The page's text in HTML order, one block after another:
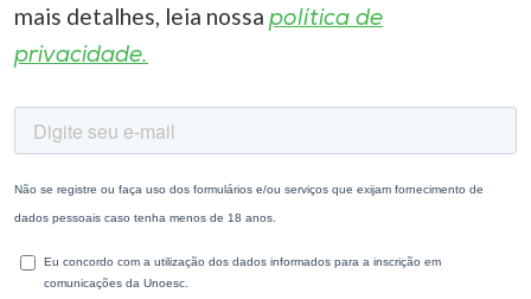
mais detalhes, leia nossa política de
privacidade.